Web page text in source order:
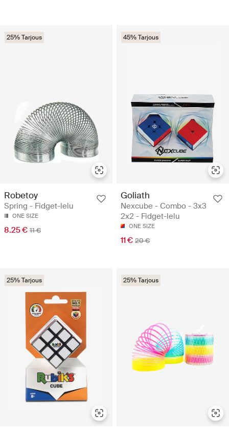
25% Tarjous
Robetoy
Spring - Fidget-lelu
ONE SIZE
8.25 € 11 €
45% Tarjous
Goliath
Nexcube - Combo - 3x3
2x2 - Fidget-lelu
ONE SIZE
11 € 20 €
25% Tarjous 25% Tarjous